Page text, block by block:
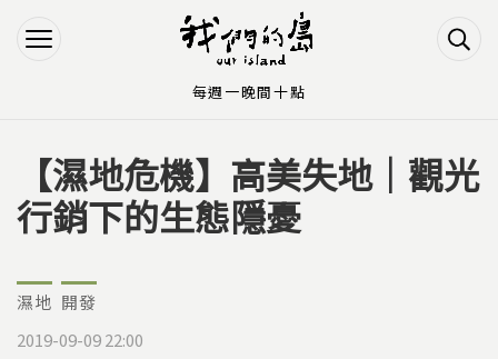
Jump to Navigation
Jump to Main content
您在這裡
【濕地危機】高美失地｜觀光
行銷下的生態隱憂
濕地 開發
2019-09-09 22:00
每週一晚間十點